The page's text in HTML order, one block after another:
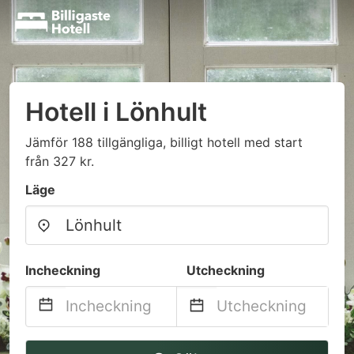
Hotell i Lönhult
Jämför 188 tillgängliga, billigt hotell med start
från 327 kr.
Läge
Incheckning Utcheckning
Navigate
Navigate